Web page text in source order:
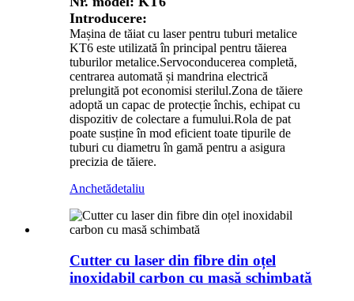
Introducere:
Mașina de tăiat cu laser pentru tuburi metalice
KT6 este utilizată în principal pentru tăierea
tuburilor metalice.Servoconducerea completă,
centrarea automată și mandrina electrică
prelungită pot economisi sterilul.Zona de tăiere
adoptă un capac de protecție închis, echipat cu
dispozitiv de colectare a fumului.Rola de pat
poate susține în mod eficient toate tipurile de
tuburi cu diametru în gamă pentru a asigura
precizia de tăiere.
Anchetădetaliu
Cutter cu laser din fibre din oțel
inoxidabil carbon cu masă schimbată